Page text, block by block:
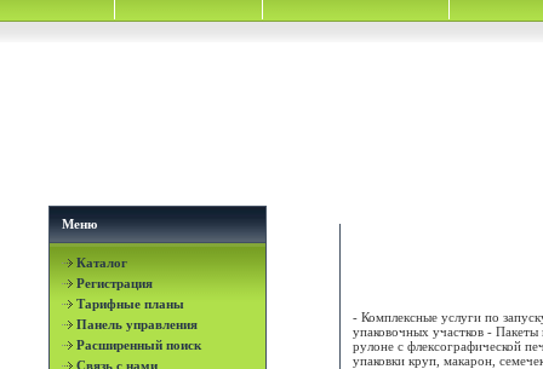
Меню
Каталог
Регистрация
Тарифные планы
Панель управления
Расширенный поиск
Связь с нами
- Комплексные услуги по
упаковочных участков - Пакеты
рулоне с флексографической
упаковки круп, макарон,